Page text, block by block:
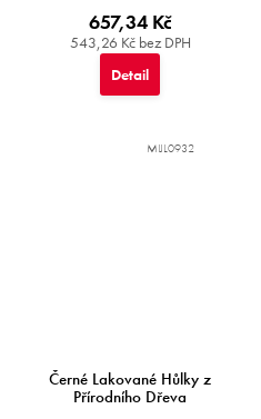
543,26 Kč bez DPH
657,34 Kč
Detail
Černé Lakované Hůlky z
Přírodního Dřeva
MIJL0932